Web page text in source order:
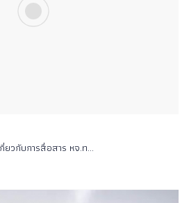
ยวกับการสื่อสาร หจ.ท...